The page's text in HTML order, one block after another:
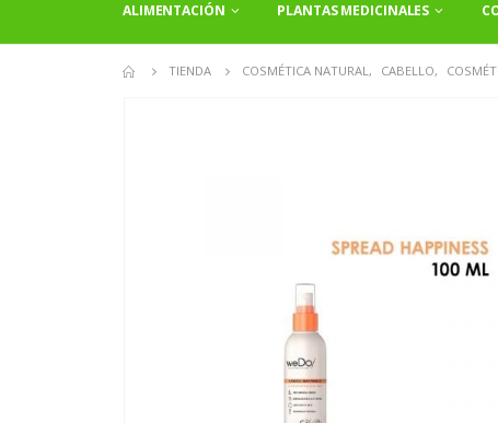
ALIMENTACIÓN PLANTAS MEDICINALES
TIENDA COSMÉTICA NATURAL, CABELLO,